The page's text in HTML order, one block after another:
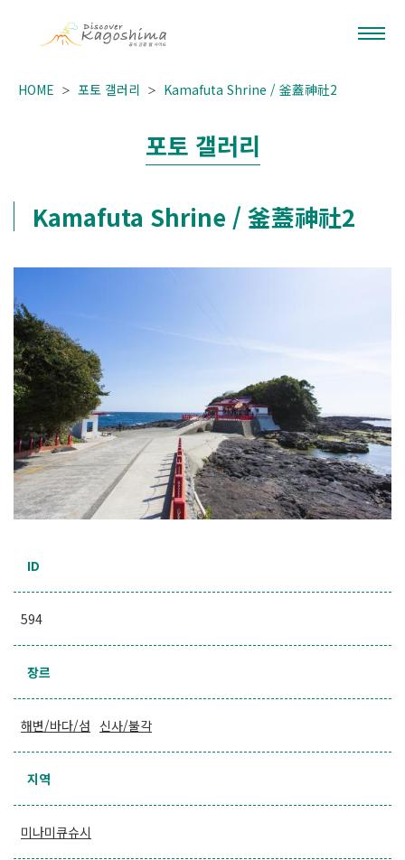
HOME 포토 갤러리 Kamafuta Shrine / 釜蓋神社2
포토 갤러리
Kamafuta Shrine / 釜蓋神社2
ID
594
장르
해변/바다/섬 신사/불각
지역
미나미큐슈시